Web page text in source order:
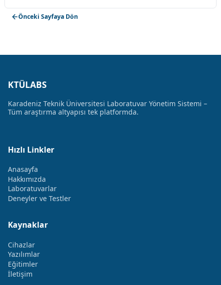
Önceki Sayfaya Dön
KTÜLABS
Karadeniz Teknik Üniversitesi Laboratuvar Yönetim Sistemi –
Tüm araştırma altyapısı tek platformda.
Hızlı Linkler
Anasayfa
Hakkımızda
Laboratuvarlar
Deneyler ve Testler
Kaynaklar
Cihazlar
Yazılımlar
Eğitimler
İletişim